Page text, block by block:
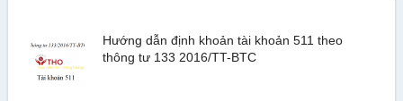
Hướng dẫn định khoản tài khoản 511 theo
thông tư 133 2016/TT-BTC